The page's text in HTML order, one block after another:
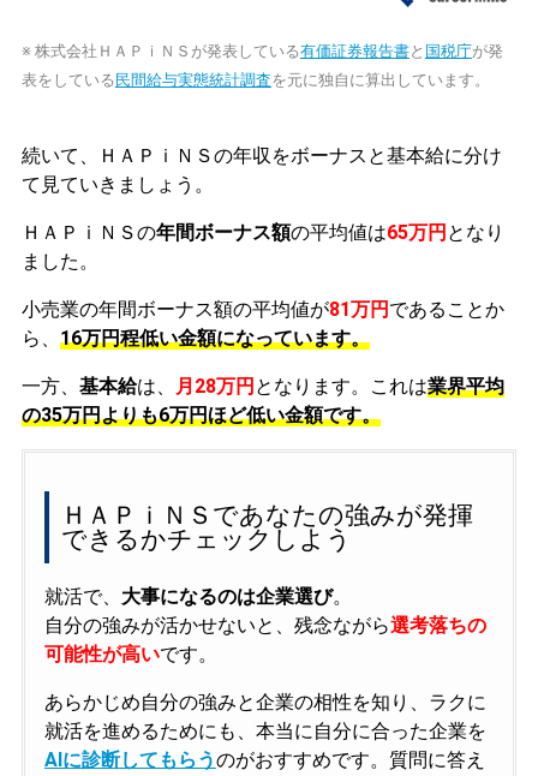
※ 株式会社ＨＡＰｉＮＳが発表している有価証券報告書と 国税庁が発
表をしている 民間給与実態統計調査を元に独自に算出しています。
続いて、ＨＡＰｉＮＳの年収をボーナスと基本給に分け
て見ていきましょう。
ＨＡＰｉＮＳの年間ボーナス額の平均値は65万円 となり
ました。
小売業の年間ボーナス額の平均値が81万円 であることか
ら、 16万円程低い金額になっています。
一方、 基本給は、 月28万円 となります。これは業界平均
の35万円よりも6万円ほど低い金額です。
ＨＡＰｉＮＳであなたの強みが発揮
できるかチェックしよう
就活で、 大事になるのは企業選び。
自分の強みが活かせないと、残念ながら選考落ちの
可能性が高いです。
あらかじめ自分の強みと企業の相性を知り、ラクに
就活を進めるためにも、本当に自分に合った企業を
AIに診断してもらうのがおすすめです。質問に答え